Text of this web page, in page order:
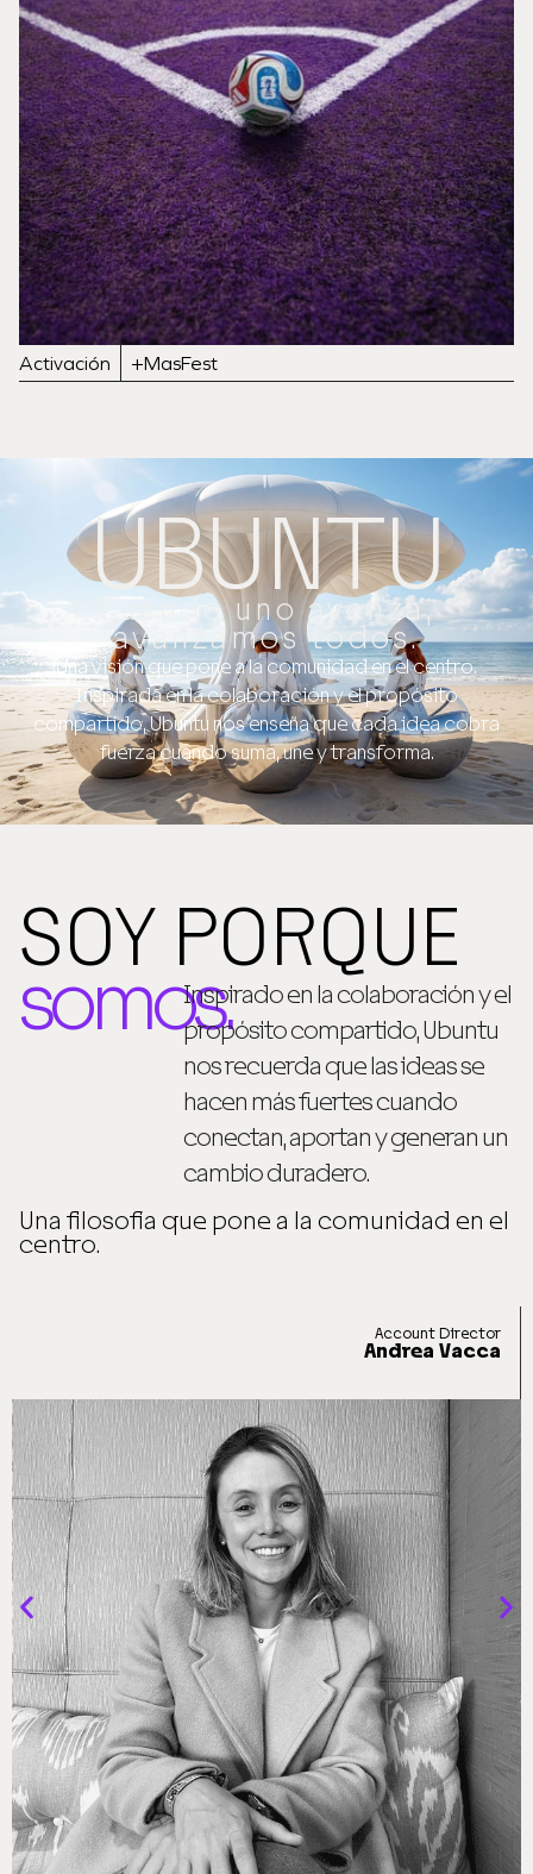
Activación +MasFest
UBUNTU
Cuando uno avanza,
avanzamos todos.
Una visión que pone a la comunidad en el centro.
Inspirada en la colaboración y el propósito
compartido, Ubuntu nos enseña que cada idea cobra
fuerza cuando suma, une y transforma.
SOY PORQUE
somos.Inspirado en la colaboración y el
propósito compartido, Ubuntu
nos recuerda que las ideas se
hacen más fuertes cuando
conectan, aportan y generan un
cambio duradero.
Una filosofía que pone a la comunidad en el
centro.